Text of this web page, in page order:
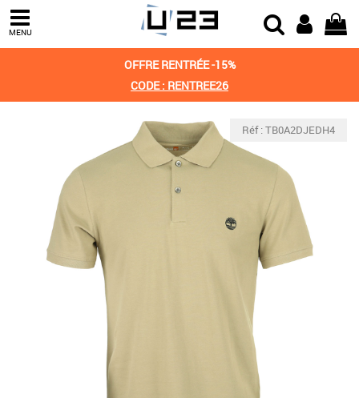
MENU
OFFRE RENTRÉE -15%
CODE : RENTREE26
Réf : TB0A2DJEDH4